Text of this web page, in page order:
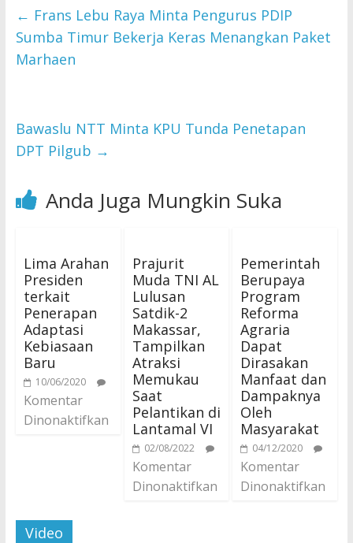
← Frans Lebu Raya Minta Pengurus PDIP
Sumba Timur Bekerja Keras Menangkan Paket
Marhaen
Bawaslu NTT Minta KPU Tunda Penetapan
DPT Pilgub →
Anda Juga Mungkin Suka
Lima Arahan
Presiden
terkait
Penerapan
Adaptasi
Kebiasaan
Baru
10/06/2020
Komentar
Dinonaktifkan
Prajurit
Muda TNI AL
Lulusan
Satdik-2
Makassar,
Tampilkan
Atraksi
Memukau
Saat
Pelantikan di
Lantamal VI
02/08/2022
Komentar
Dinonaktifkan
Pemerintah
Berupaya
Program
Reforma
Agraria
Dapat
Dirasakan
Manfaat dan
Dampaknya
Oleh
Masyarakat
04/12/2020
Komentar
Dinonaktifkan
Video